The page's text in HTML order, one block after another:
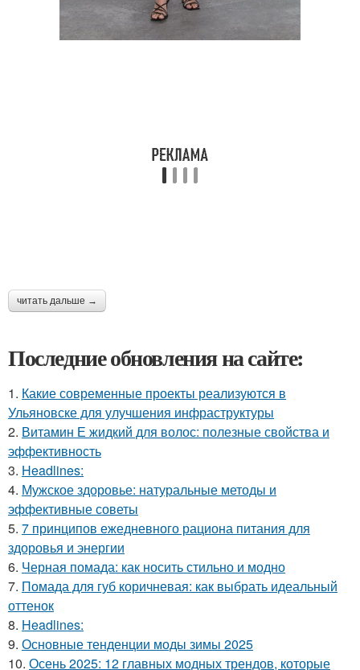
читать дальше →
Последние обновления на сайте:
1. Какие современные проекты реализуются в
Ульяновске для улучшения инфраструктуры
2. Витамин Е жидкий для волос: полезные свойства и
эффективность
3. Headlines:
4. Мужское здоровье: натуральные методы и
эффективные советы
5. 7 принципов ежедневного рациона питания для
здоровья и энергии
6. Черная помада: как носить стильно и модно
7. Помада для губ коричневая: как выбрать идеальный
оттенок
8. Headlines:
9. Основные тенденции моды зимы 2025
10. Осень 2025: 12 главных модных трендов, которые